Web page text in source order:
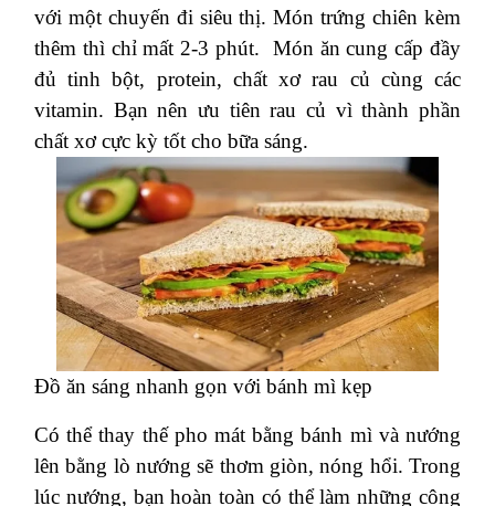
với một chuyến đi siêu thị. Món trứng chiên kèm
thêm thì chỉ mất 2-3 phút.
Món ăn cung cấp đầy
đủ tinh bột, protein, chất xơ rau củ cùng các
vitamin. Bạn nên ưu tiên rau củ vì thành phần
chất xơ cực kỳ tốt cho bữa sáng.
Đồ ăn sáng nhanh gọn với bánh mì kẹp
Có thể thay thế pho mát bằng bánh mì và nướng
lên bằng lò nướng sẽ thơm giòn, nóng hổi. Trong
lúc nướng, bạn hoàn toàn có thể làm những công